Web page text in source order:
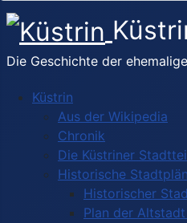
Die Geschichte der
Küstrin
Aus der Wikipedia
Chronik
Die Küstriner
Historische
Historischer
Plan der